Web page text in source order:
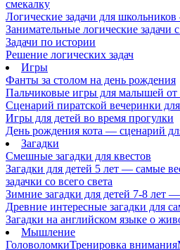
смекалку
Логические задачи для
Занимательные логические задачи
Задачи по истории
Решение логических задач
Игры
Фанты за столом на день рождения
Пальчиковые игры для малышей от
Сценарий пиратской вечеринки
Игры для детей во время прогулки
День рождения кота — сценарий
Загадки
Смешные загадки для квестов
Загадки для детей 5 лет — самые
задачки со всего света
Зимние загадки для детей 7-8 лет
Древние интересные загадки для
Загадки на английском языке о
Мышление
ГоловоломкиТренировка внимания